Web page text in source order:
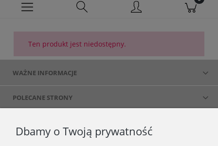
Ten produkt jest niedostępny.
WAŻNE INFORMACJE
POLECANE STRONY
Dbamy o Twoją prywatność